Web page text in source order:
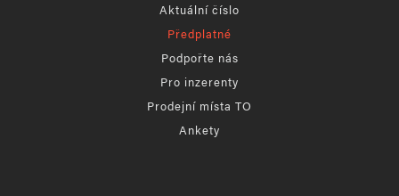
Aktuální číslo
Předplatné
Podpořte nás
Pro inzerenty
Prodejní místa TO
Ankety